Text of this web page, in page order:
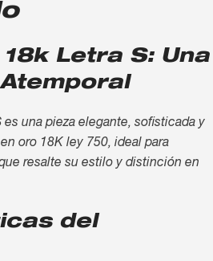
Letra S: Una
es una pieza elegante, sofisticada y
oro 18K ley 750, ideal para
resalte su estilo y distinción en
del